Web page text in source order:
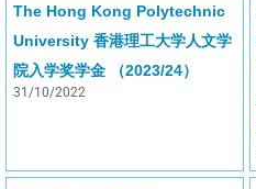
The Hong Kong Polytechnic
University 香港理工大学人文学
院入学奖学金 （2023/24）
31/10/2022